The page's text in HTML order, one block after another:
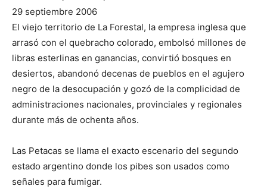
29 septiembre 2006
El viejo territorio de La Forestal, la empresa inglesa que
arrasó con el quebracho colorado, embolsó millones de
libras esterlinas en ganancias, convirtió bosques en
desiertos, abandonó decenas de pueblos en el agujero
negro de la desocupación y gozó de la complicidad de
administraciones nacionales, provinciales y regionales
durante más de ochenta años.
Las Petacas se llama el exacto escenario del segundo
estado argentino donde los pibes son usados como
señales para fumigar.